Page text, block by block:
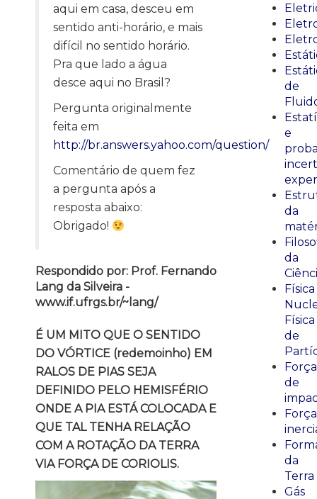
aqui em casa, desceu em
sentido anti-horário, e mais
difícil no sentido horário.
Pra que lado a água
desce aqui no Brasil?
Pergunta originalmente
feita em
http://br.answers.yahoo.com/question/
Comentário de quem fez
a pergunta após a
resposta abaixo:
Obrigado!
Respondido por: Prof. Fernando
Lang da Silveira -
www.if.ufrgs.br/~lang/
É UM MITO QUE O SENTIDO
DO VÓRTICE (redemoinho) EM
RALOS DE PIAS SEJA
DEFINIDO PELO HEMISFÉRIO
ONDE A PIA ESTÁ COLOCADA E
QUE TAL TENHA RELAÇÃO
COM A ROTAÇÃO DA TERRA
VIA FORÇA DE CORIOLIS.
de
e
da
da
Física
Física
de
Força
de
da
Terra
Gás